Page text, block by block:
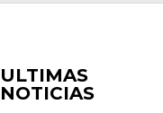
ULTIMAS
NOTICIAS